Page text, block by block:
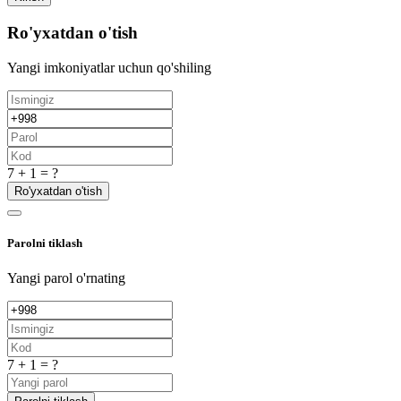
Ro'yxatdan o'tish
Yangi imkoniyatlar uchun qo'shiling
7 + 1 = ?
Ro'yxatdan o'tish
Parolni tiklash
Yangi parol o'rnating
7 + 1 = ?